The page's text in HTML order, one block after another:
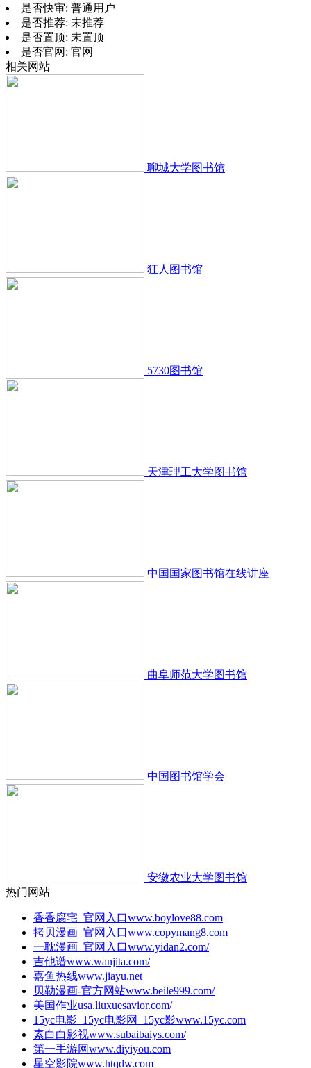
是否快审: 普通用户
是否推荐: 未推荐
是否置顶: 未置顶
是否官网: 官网
相关网站
聊城大学图书馆
狂人图书馆
5730图书馆
天津理工大学图书馆
中国国家图书馆在线讲座
曲阜师范大学图书馆
中国图书馆学会
安徽农业大学图书馆
热门网站
香香腐宅_官网入口www.boylove88.com
拷贝漫画_官网入口www.copymang8.com
一耽漫画_官网入口www.yidan2.com/
吉他谱www.wanjita.com/
嘉鱼热线www.jiayu.net
贝勒漫画-官方网站www.beile999.com/
美国作业usa.liuxuesavior.com/
15yc电影_15yc电影网_15yc影www.15yc.com
素白白影视www.subaibaiys.com/
第一手游网www.diyiyou.com
星空影院www.htqdw.com